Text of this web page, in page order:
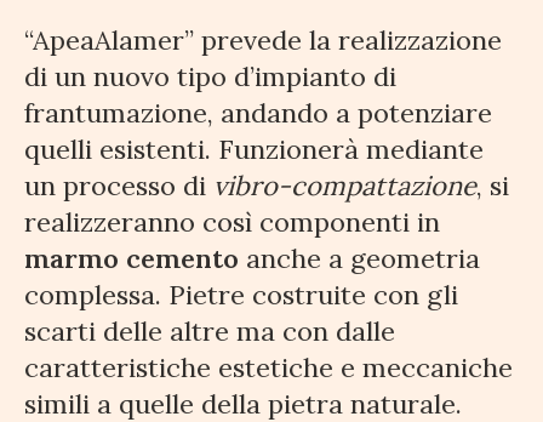
“ApeaAlamer” prevede la realizzazione
di un nuovo tipo d’impianto di
frantumazione, andando a potenziare
quelli esistenti. Funzionerà mediante
un processo di vibro-compattazione, si
realizzeranno così componenti in
marmo cemento anche a geometria
complessa. Pietre costruite con gli
scarti delle altre ma con dalle
caratteristiche estetiche e meccaniche
simili a quelle della pietra naturale.